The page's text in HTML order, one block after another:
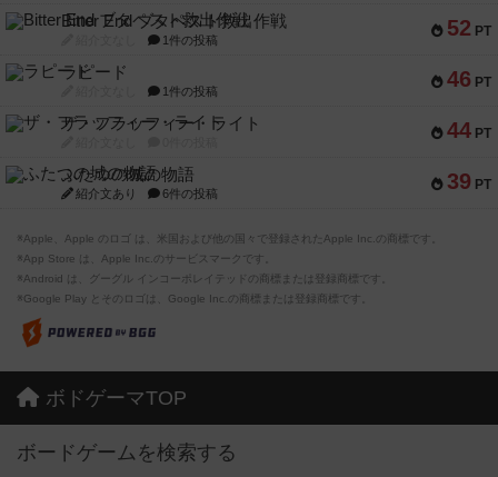
52 PT
Bitter End ブタペスト救出作戦
1件の投稿
46 PT
ラピード
1件の投稿
44 PT
ザ・フラッフィー・ライト
39 PT
ふたつの城の物語
紹介文あり 6件の投稿
※Apple、Apple のロゴ は、米国および他の国々で登録されたApple Inc.の商標です。
※App Store は、Apple Inc.のサービスマークです。
※Android は、グーグル インコーポレイテッドの商標または登録商標です。
※Google Play とそのロゴは、Google Inc.の商標または登録商標です。
ボドゲーマTOP
ボードゲームを検索する